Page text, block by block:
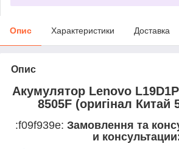
Опис Характеристики Доставка
Опис
Акумулятор Lenovo
8505F (оригінал Китай
:f09f939e: Замовлення та
и